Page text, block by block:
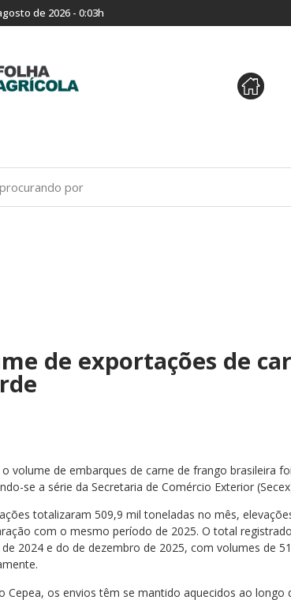
de 2026 - 0:03h
de exportações de
volume de embarques de carne de frango brasileira
se a série da Secretaria de Comércio Exterior
totalizaram 509,9 mil toneladas no mês,
com o mesmo período de 2025. O total
2024 e do de dezembro de 2025, com volumes de
Cepea, os envios têm se mantido aquecidos ao